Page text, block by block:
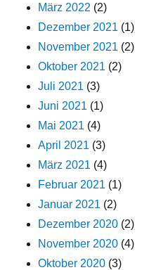
März 2022 (2)
Dezember 2021 (1)
November 2021 (2)
Oktober 2021 (2)
Juli 2021 (3)
Juni 2021 (1)
Mai 2021 (4)
April 2021 (3)
März 2021 (4)
Februar 2021 (1)
Januar 2021 (2)
Dezember 2020 (2)
November 2020 (4)
Oktober 2020 (3)